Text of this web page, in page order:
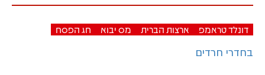
דונלד טראמפ ארצות הברית מס יבוא חג הפסח
בחדרי חרדים